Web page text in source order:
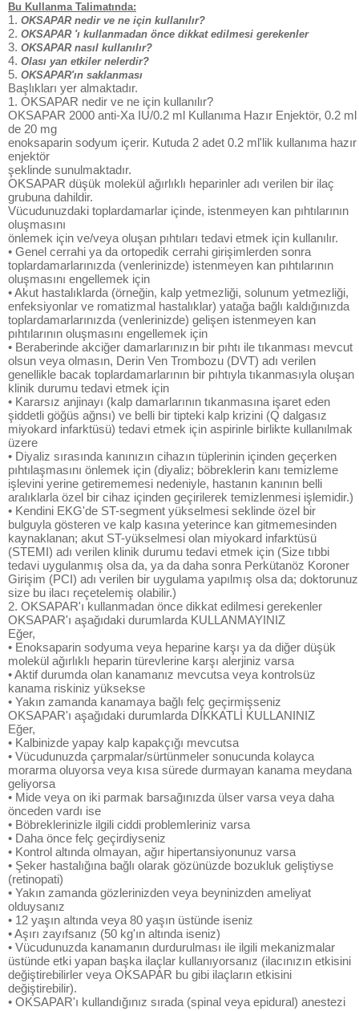
Bu Kullanma Talimatında:
1. OKSAPAR nedir ve ne için kullanılır?
2. OKSAPAR 'ı kullanmadan önce dikkat edilmesi gerekenler
3. OKSAPAR nasıl kullanılır?
4. Olası yan etkiler nelerdir?
5. OKSAPAR'ın saklanması
Başlıkları yer almaktadır.
1. OKSAPAR nedir ve ne için kullanılır?
OKSAPAR 2000 anti-Xa IU/0.2 ml Kullanıma Hazır Enjektör, 0.2 ml
de 20 mg
enoksaparin sodyum içerir. Kutuda 2 adet 0.2 ml'lik kullanıma hazır
enjektör
şeklinde sunulmaktadır.
OKSAPAR düşük molekül ağırlıklı heparinler adı verilen bir ilaç
grubuna dahildir.
Vücudunuzdaki toplardamarlar içinde, istenmeyen kan pıhtılarının
oluşmasını
önlemek için ve/veya oluşan pıhtıları tedavi etmek için kullanılır.
• Genel cerrahi ya da ortopedik cerrahi girişimlerden sonra
toplardamarlarınızda (venlerinizde) istenmeyen kan pıhtılarının
oluşmasını engellemek için
• Akut hastalıklarda (örneğin, kalp yetmezliği, solunum yetmezliği,
enfeksiyonlar ve romatizmal hastalıklar) yatağa bağlı kaldığınızda
toplardamarlarınızda (venlerinizde) gelişen istenmeyen kan
pıhtılarının oluşmasını engellemek için
• Beraberinde akciğer damarlarınızın bir pıhtı ile tıkanması mevcut
olsun veya olmasın, Derin Ven Trombozu (DVT) adı verilen
genellikle bacak toplardamarlarının bir pıhtıyla tıkanmasıyla oluşan
klinik durumu tedavi etmek için
• Kararsız anjinayı (kalp damarlarının tıkanmasına işaret eden
şiddetli göğüs ağnsı) ve belli bir tipteki kalp krizini (Q dalgasız
miyokard infarktüsü) tedavi etmek için aspirinle birlikte kullanılmak
üzere
• Diyaliz sırasında kanınızın cihazın tüplerinin içinden geçerken
pıhtılaşmasını önlemek için (diyaliz; böbreklerin kanı temizleme
işlevini yerine getirememesi nedeniyle, hastanın kanının belli
aralıklarla özel bir cihaz içinden geçirilerek temizlenmesi işlemidir.)
• Kendini EKG'de ST-segment yükselmesi seklinde özel bir
bulguyla gösteren ve kalp kasına yeterince kan gitmemesinden
kaynaklanan; akut ST-yükselmesi olan miyokard infarktüsü
(STEMI) adı verilen klinik durumu tedavi etmek için (Size tıbbi
tedavi uygulanmış olsa da, ya da daha sonra Perkütanöz Koroner
Girişim (PCI) adı verilen bir uygulama yapılmış olsa da; doktorunuz
size bu ilacı reçetelemiş olabilir.)
2. OKSAPAR'ı kullanmadan önce dikkat edilmesi gerekenler
OKSAPAR'ı aşağıdaki durumlarda KULLANMAYINIZ
Eğer,
• Enoksaparin sodyuma veya heparine karşı ya da diğer düşük
molekül ağırlıklı heparin türevlerine karşı alerjiniz varsa
• Aktif durumda olan kanamanız mevcutsa veya kontrolsüz
kanama riskiniz yüksekse
• Yakın zamanda kanamaya bağlı felç geçirmişseniz
OKSAPAR'ı aşağıdaki durumlarda DİKKATLİ KULLANINIZ
Eğer,
• Kalbinizde yapay kalp kapakçığı mevcutsa
• Vücudunuzda çarpmalar/sürtünmeler sonucunda kolayca
morarma oluyorsa veya kısa sürede durmayan kanama meydana
geliyorsa
• Mide veya on iki parmak barsağınızda ülser varsa veya daha
önceden vardı ise
• Böbreklerinizle ilgili ciddi problemleriniz varsa
• Daha önce felç geçirdiyseniz
• Kontrol altında olmayan, ağır hipertansiyonunuz varsa
• Şeker hastalığına bağlı olarak gözünüzde bozukluk geliştiyse
(retinopati)
• Yakın zamanda gözlerinizden veya beyninizden ameliyat
olduysanız
• 12 yaşın altında veya 80 yaşın üstünde iseniz
• Aşırı zayıfsanız (50 kg'ın altında iseniz)
• Vücudunuzda kanamanın durdurulması ile ilgili mekanizmalar
üstünde etki yapan başka ilaçlar kullanıyorsanız (ilacınızın etkisini
değiştirebilirler veya OKSAPAR bu gibi ilaçların etkisini
değiştirebilir).
• OKSAPAR'ı kullandığınız sırada (spinal veya epidural) anestezi